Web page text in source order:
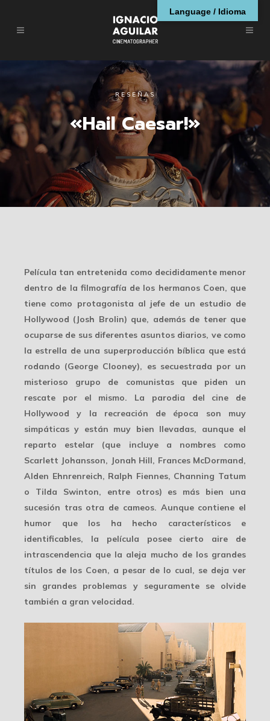
RESEÑAS
«Hail Caesar!»
Película tan entretenida como decididamente menor
dentro de la filmografía de los hermanos Coen, que
tiene como protagonista al jefe de un estudio de
Hollywood (Josh Brolin) que, además de tener que
ocuparse de sus diferentes asuntos diarios, ve como
la estrella de una superproducción bíblica que está
rodando (George Clooney), es secuestrada por un
misterioso grupo de comunistas que piden un
rescate por el mismo. La parodia del cine de
Hollywood y la recreación de época son muy
simpáticas y están muy bien llevadas, aunque el
reparto estelar (que incluye a nombres como
Scarlett Johansson, Jonah Hill, Frances McDormand,
Alden Ehnrenreich, Ralph Fiennes, Channing Tatum
o Tilda Swinton, entre otros) es más bien una
sucesión tras otra de cameos. Aunque contiene el
humor que los ha hecho característicos e
identificables, la película posee cierto aire de
intrascendencia que la aleja mucho de los grandes
títulos de los Coen, a pesar de lo cual, se deja ver
sin grandes problemas y seguramente se olvide
también a gran velocidad.
Language / Idioma